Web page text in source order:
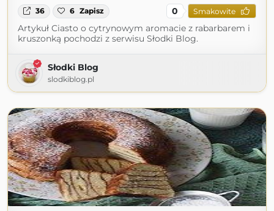
36 6 Zapisz 0 Smakowite
Artykuł Ciasto o cytrynowym aromacie z rabarbarem i
kruszonką pochodzi z serwisu Słodki Blog.
Słodki Blog
slodkiblog.pl